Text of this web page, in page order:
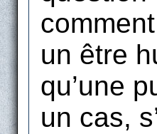
un être
qu’une
un cas,